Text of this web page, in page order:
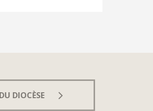
DIOCÈSE